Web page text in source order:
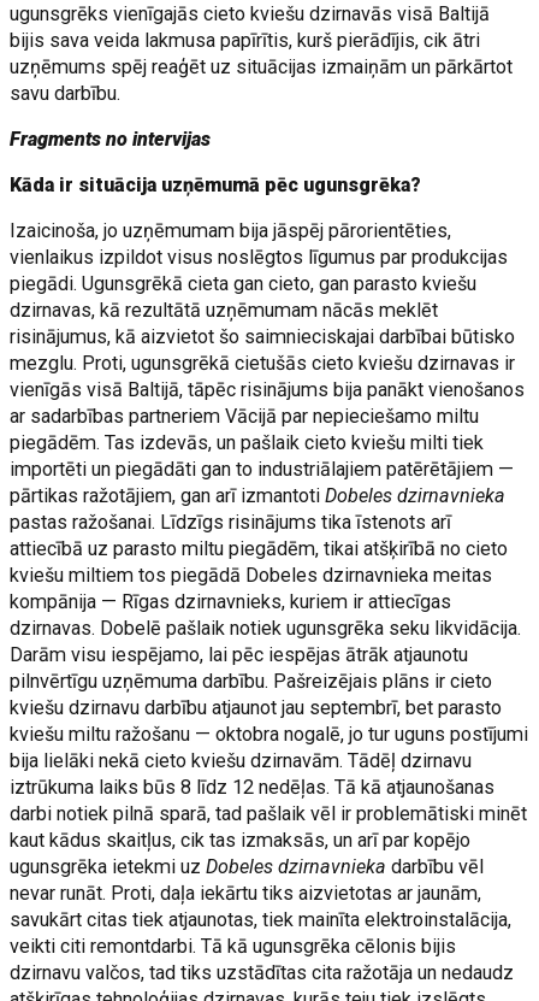
ugunsgrēks vienīgajās cieto kviešu dzirnavās visā Baltijā
bijis sava veida lakmusa papīrītis, kurš pierādījis, cik ātri
uzņēmums spēj reaģēt uz situācijas izmaiņām un pārkārtot
savu darbību.
Fragments no intervijas
Kāda ir situācija uzņēmumā pēc ugunsgrēka?
Izaicinoša, jo uzņēmumam bija jāspēj pārorientēties,
vienlaikus izpildot visus noslēgtos līgumus par produkcijas
piegādi. Ugunsgrēkā cieta gan cieto, gan parasto kviešu
dzirnavas, kā rezultātā uzņēmumam nācās meklēt
risinājumus, kā aizvietot šo saimnieciskajai darbībai būtisko
mezglu. Proti, ugunsgrēkā cietušās cieto kviešu dzirnavas ir
vienīgās visā Baltijā, tāpēc risinājums bija panākt vienošanos
ar sadarbības partneriem Vācijā par nepieciešamo miltu
piegādēm. Tas izdevās, un pašlaik cieto kviešu milti tiek
importēti un piegādāti gan to industriālajiem patērētājiem —
pārtikas ražotājiem, gan arī izmantotiDobeles dzirnavnieka
pastas ražošanai. Līdzīgs risinājums tika īstenots arī
attiecībā uz parasto miltu piegādēm, tikai atšķirībā no cieto
kviešu miltiem tos piegādā Dobeles dzirnavnieka meitas
kompānija — Rīgas dzirnavnieks, kuriem ir attiecīgas
dzirnavas. Dobelē pašlaik notiek ugunsgrēka seku likvidācija.
Darām visu iespējamo, lai pēc iespējas ātrāk atjaunotu
pilnvērtīgu uzņēmuma darbību. Pašreizējais plāns ir cieto
kviešu dzirnavu darbību atjaunot jau septembrī, bet parasto
kviešu miltu ražošanu — oktobra nogalē, jo tur uguns postījumi
bija lielāki nekā cieto kviešu dzirnavām. Tādēļ dzirnavu
iztrūkuma laiks būs 8 līdz 12 nedēļas. Tā kā atjaunošanas
darbi notiek pilnā sparā, tad pašlaik vēl ir problemātiski minēt
kaut kādus skaitļus, cik tas izmaksās, un arī par kopējo
ugunsgrēka ietekmi uzDobeles dzirnavnieka darbību vēl
nevar runāt. Proti, daļa iekārtu tiks aizvietotas ar jaunām,
savukārt citas tiek atjaunotas, tiek mainīta elektroinstalācija,
veikti citi remontdarbi. Tā kā ugunsgrēka cēlonis bijis
dzirnavu valčos, tad tiks uzstādītas cita ražotāja un nedaudz